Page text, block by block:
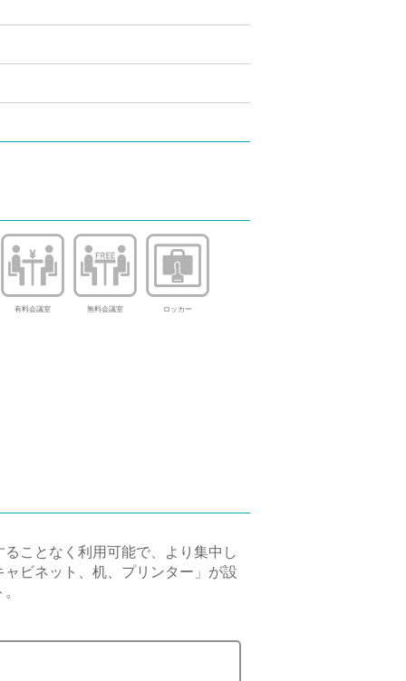
有料会議室 無料会議室 ロッカー
ことなく利用可能で、より集中し
ビネット、机、プリンター」が設